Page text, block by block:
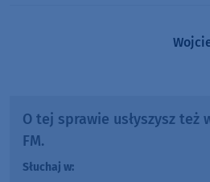
O tej sprawie usłyszysz też
FM.
Słuchaj w: